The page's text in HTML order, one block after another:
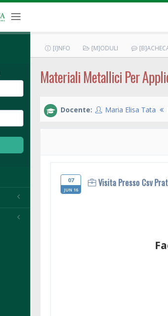
[I]NFO [M]ODULI
Materiali Metallici Per
Docente: Maria Elisa Tata
07
JUN 16
Visita Presso Csv